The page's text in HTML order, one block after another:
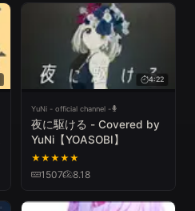
4:22
YuNi - official channel -
夜に駆ける - Covered by
YuNi【YOASOBI】
★★★★★
1507 8.18